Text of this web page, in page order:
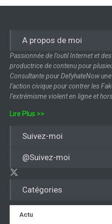
Catégories
Actu
A propos de moi
Passionnée de l’outil Internet et
productrice de contenu pour
Consultante pour DefyhateNow
l’action civique pour contrer les
l’extrémisme violent en ligne et
Lire Plus >>
Suivez-moi
@Suivez-moi